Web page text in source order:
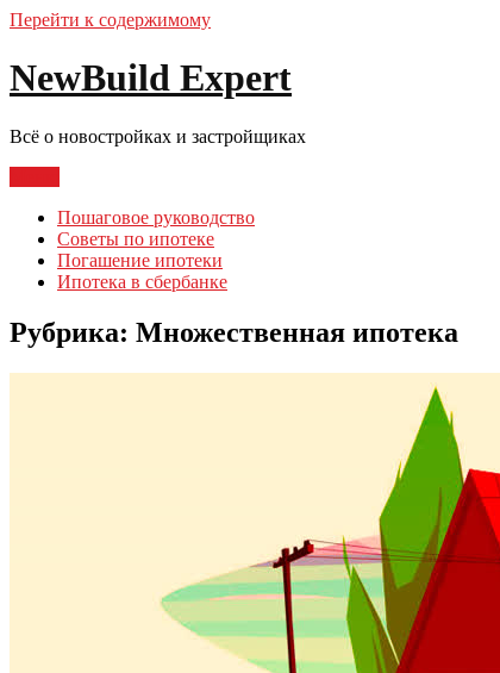
Перейти к содержимому
NewBuild Expert
Всё о новостройках и застройщиках
Пошаговое руководство
Советы по ипотеке
Погашение ипотеки
Ипотека в сбербанке
Рубрика: Множественная ипотека